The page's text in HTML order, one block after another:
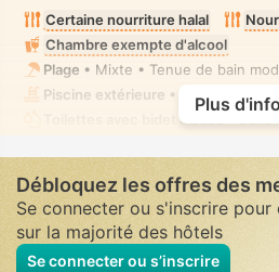
Certaine nourriture halal
Chambre exempte d'alcool
Plage • Mixte • Tenue de bain
Piscine extérieure • Mixte •
Toilettes avec bidet à buse
•
Plus
Débloquez les offres des
Se connecter ou s'inscrire pour
sur la majorité des hôtels
Se connecter ou s’inscrire